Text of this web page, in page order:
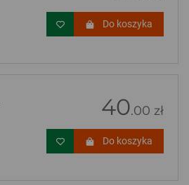
Do koszyka
40.00 zł
Do koszyka